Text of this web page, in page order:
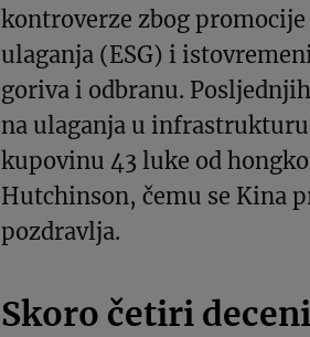
kontroverze zbog
ulaganja (ESG) i
goriva i odbranu.
na ulaganja u
kupovinu 43 luke od
Hutchinson, čemu se Kina
pozdravlja.
Skoro četiri